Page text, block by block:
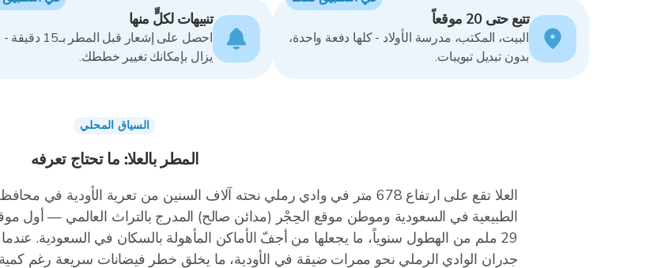
تتبع حتى 20 موقعاً
البيت، المكتب، مدرسة الأولاد - كلها دفعة واحدة،
بدون تبديل تبويبات.
تنبيهات لكلٍّ منها
احصل على إشعار قبل
يزال بإمكانك تغيير خططك.
السياق المحلي
المطر بالعلا: ما تحتاج تعرفه
العلا تقع على ارتفاع 678 متر في وادي رملي نحته آلاف السنين من تعرية الأودية
الطبيعية في السعودية وموطن موقع الحِجْر (مدائن صالح) المدرج بالتراث العالمي — أول
29 ملم من الهطول سنوياً، ما يجعلها من أجفّ الأماكن المأهولة بالسكان في السعودية.
جدران الوادي الرملي نحو ممرات ضيقة في الأودية، ما يخلق خطر فيضانات سريعة رغم